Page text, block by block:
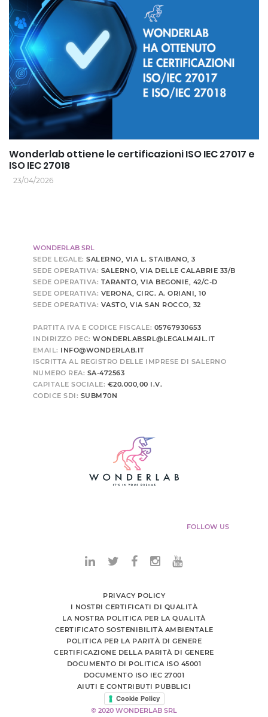
Wonderlab ottiene le certificazioni ISO IEC 27017 e
ISO IEC 27018
23/04/2026
WONDERLAB SRL
SEDE LEGALE: SALERNO, VIA L. STAIBANO, 3
SEDE OPERATIVA: SALERNO, VIA DELLE CALABRIE 33/B
SEDE OPERATIVA: TARANTO, VIA BEGONIE, 42/C-D
SEDE OPERATIVA: VERONA, CIRC. A. ORIANI, 10
SEDE OPERATIVA: VASTO, VIA SAN ROCCO, 32
PARTITA IVA E CODICE FISCALE: 05767930653
INDIRIZZO PEC: WONDERLABSRL@LEGALMAIL.IT
EMAIL: INFO@WONDERLAB.IT
ISCRITTA AL REGISTRO DELLE IMPRESE DI SALERNO
NUMERO REA: SA-472563
CAPITALE SOCIALE: €20.000,00 I.V.
CODICE SDI: SUBM70N
FOLLOW US
PRIVACY POLICY
I NOSTRI CERTIFICATI DI QUALITÀ
LA NOSTRA POLITICA PER LA QUALITÀ
CERTIFICATO SOSTENIBILITÀ AMBIENTALE
POLITICA PER LA PARITÀ DI GENERE
CERTIFICAZIONE DELLA PARITÀ DI GENERE
DOCUMENTO DI POLITICA ISO 45001
DOCUMENTO ISO IEC 27001
AIUTI E CONTRIBUTI PUBBLICI
Cookie Policy
© 2020 WONDERLAB SRL